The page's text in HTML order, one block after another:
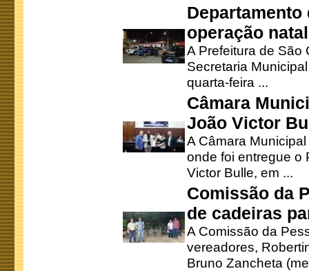
operação
A Prefeitura de São
Secretaria
quarta-feira ...
Câmara
João Victor
A Câmara
onde foi entregue o
Victor Bulle, em ...
Comissão da
de cadeiras
A Comissão da
vereadores,
Bruno Zancheta